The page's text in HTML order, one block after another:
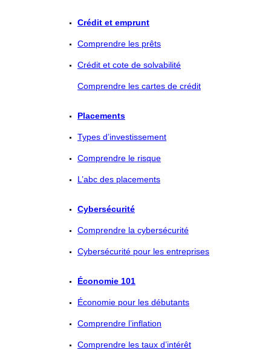
Crédit et emprunt
Comprendre les prêts
Crédit et cote de solvabilité
Comprendre les cartes de crédit
Placements
Types d’investissement
Comprendre le risque
L’abc des placements
Cybersécurité
Comprendre la cybersécurité
Cybersécurité pour les entreprises
Économie 101
Économie pour les débutants
Comprendre l’inflation
Comprendre les taux d’intérêt